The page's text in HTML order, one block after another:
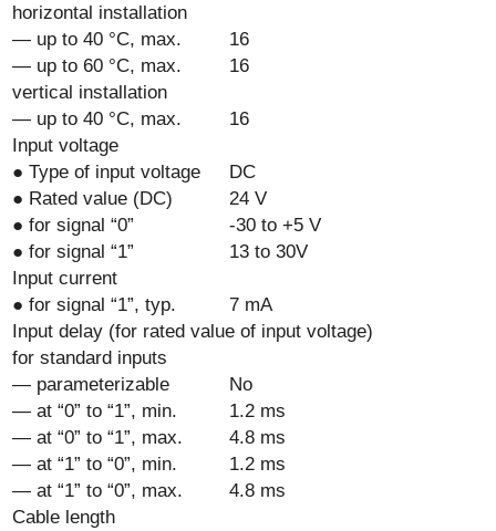
horizontal installation
— up to 40 °C, max.
16
— up to 60 °C, max.
16
vertical installation
— up to 40 °C, max.
16
Input voltage
● Type of input voltage
DC
● Rated value (DC)
24 V
● for signal “0”
-30 to +5 V
● for signal “1”
13 to 30V
Input current
● for signal “1”, typ.
7 mA
Input delay (for rated value of input voltage)
for standard inputs
— parameterizable
No
— at “0” to “1”, min.
1.2 ms
— at “0” to “1”, max.
4.8 ms
— at “1” to “0”, min.
1.2 ms
— at “1” to “0”, max.
4.8 ms
Cable length